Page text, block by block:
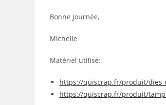
Bonne journée,
Michelle
Matériel utilisé:
https://quiscrap.fr/produit/
https://quiscrap.fr/produit/